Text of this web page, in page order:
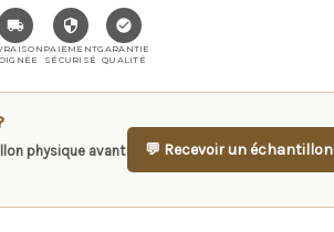
PAIEMENT
SÉCURISÉ
GARANTIE
QUALITÉ
physique avant
💬 Recevoir un échantillon